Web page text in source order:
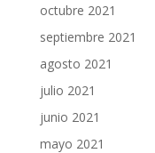
octubre 2021
septiembre 2021
agosto 2021
julio 2021
junio 2021
mayo 2021